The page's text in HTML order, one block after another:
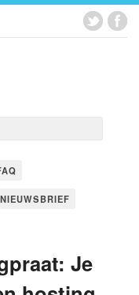
NIEUWSBRIEF
Je